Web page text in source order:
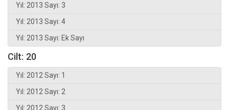
Yıl: 2013 Sayı: 3
Yıl: 2013 Sayı: 4
Yıl: 2013 Sayı: Ek Sayı
Cilt: 20
Yıl: 2012 Sayı: 1
Yıl: 2012 Sayı: 2
Yıl: 2012 Sayı: 3